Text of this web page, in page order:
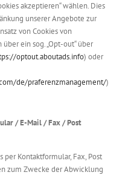
akzeptieren“ wählen. Dies
unserer Angebote zur
von Cookies von
ein sog. „Opt-out“ über
optout.aboutads.info) oder
de/praferenzmanagement/)
/ E-Mail / Fax / Post
Kontaktformular, Fax, Post
zum Zwecke der Abwicklung